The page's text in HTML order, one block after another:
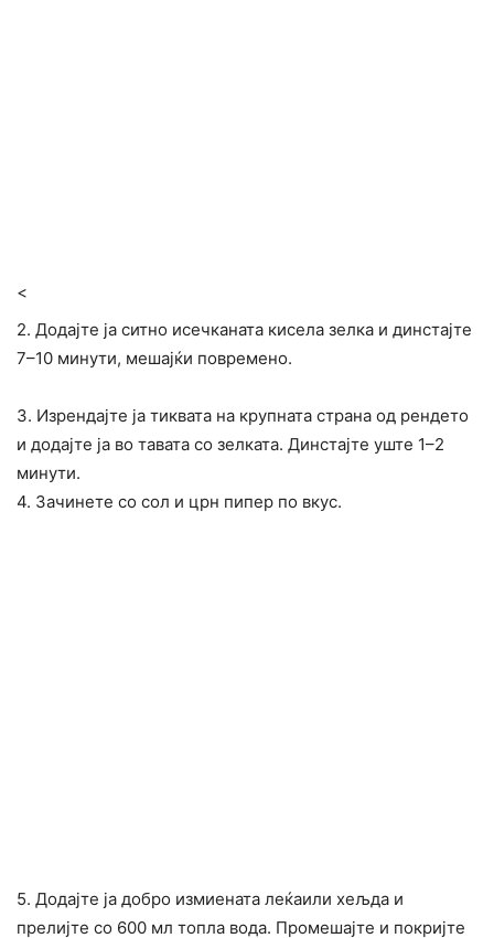
<
2. Додајте ја ситно исечканата кисела зелка и динстајте
7–10 минути, мешајќи повремено.
3. Изрендајте ја тиквата на крупната страна од рендето
и додајте ја во тавата со зелката. Динстајте уште 1–2
минути.
4. Зачинете со сол и црн пипер по вкус.
5. Додајте ја добро измиената леќаили хељда и
прелијте со 600 мл топла вода. Промешајте и покријте